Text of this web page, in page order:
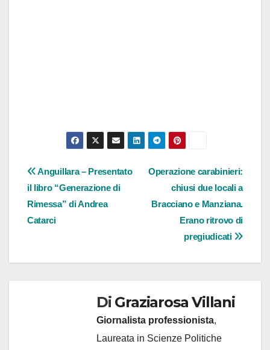
Navigazione
articoli
Operazione carabinieri:
chiusi due locali a
Bracciano e Manziana.
Erano ritrovo di
pregiudicati
Anguillara – Presentato
il libro “Generazione di
Rimessa” di Andrea
Catarci
Di Graziarosa Villani
Giornalista professionista,
Laureata in Scienze Politiche